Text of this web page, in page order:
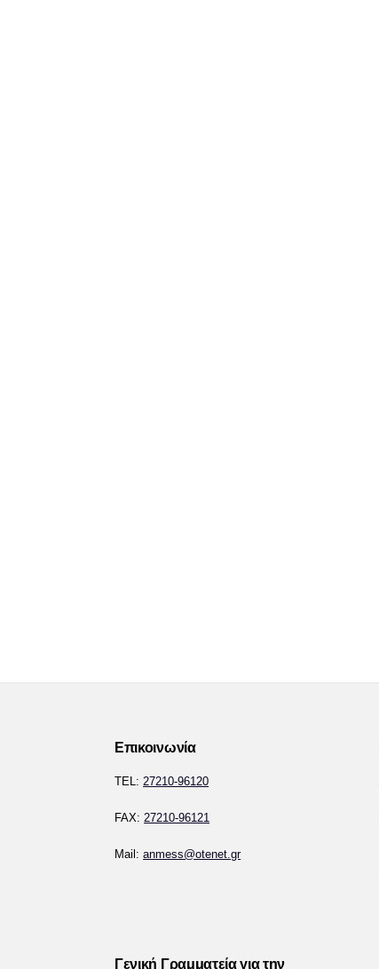
Επικοινωνία
TEL: 27210-96120
FAX: 27210-96121
Mail:anmess@otenet.gr
Γενική Γραμματεία για την